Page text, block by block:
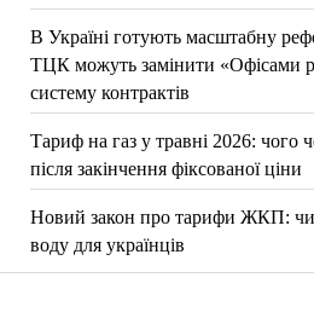
В Україні готують масштабну
ТЦК можуть замінити «Офісами
систему контрактів
Тариф на газ у травні 2026: чого
після закінчення фіксованої ціни
Новий закон про тарифи ЖКП: чи
воду для українців